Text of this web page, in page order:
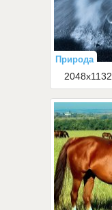
Природа
2048x1132